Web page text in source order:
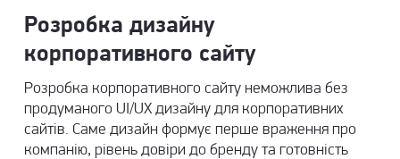
Розробка дизайну
корпоративного сайту
Розробка корпоративного сайту неможлива без
продуманого UI/UX дизайну для корпоративних
сайтів. Саме дизайн формує перше враження про
компанію, рівень довіри до бренду та готовність